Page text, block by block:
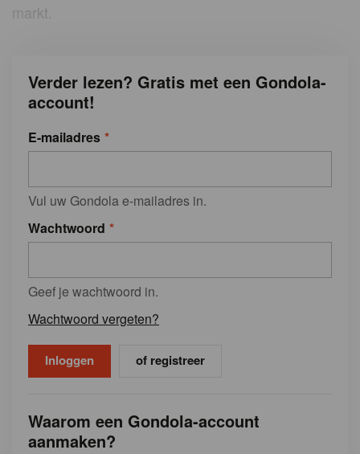
markt.
Verder lezen? Gratis met een Gondola-
account!
E-mailadres
Vul uw Gondola e-mailadres in.
Wachtwoord
Geef je wachtwoord in.
Wachtwoord vergeten?
of registreer
Waarom een Gondola-account
aanmaken?